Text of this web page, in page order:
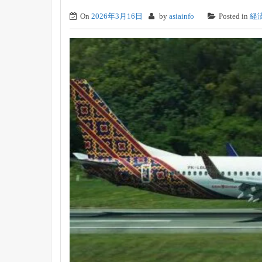
On 2026年3月16日 by asiainfo Posted in 経